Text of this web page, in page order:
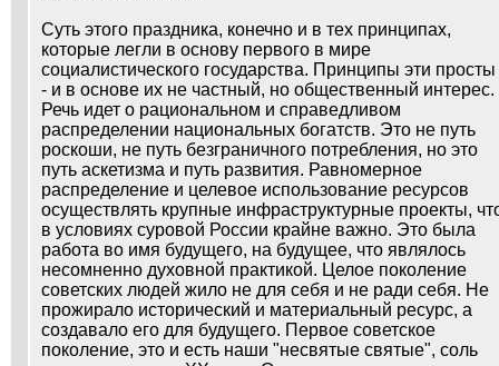
Суть этого праздника, конечно и в тех принципах,
которые легли в основу первого в мире
социалистического государства. Принципы эти просты
- и в основе их не частный, но общественный интерес.
Речь идет о рациональном и справедливом
распределении национальных богатств. Это не путь
роскоши, не путь безграничного потребления, но это
путь аскетизма и путь развития. Равномерное
распределение и целевое использование ресурсов
осуществлять крупные инфраструктурные проекты,
в условиях суровой России крайне важно. Это была
работа во имя будущего, на будущее, что являлось
несомненно духовной практикой. Целое поколение
советских людей жило не для себя и не ради себя. Не
прожирало исторический и материальный ресурс, а
создавало его для будущего. Первое советское
поколение, это и есть наши "несвятые святые", соль